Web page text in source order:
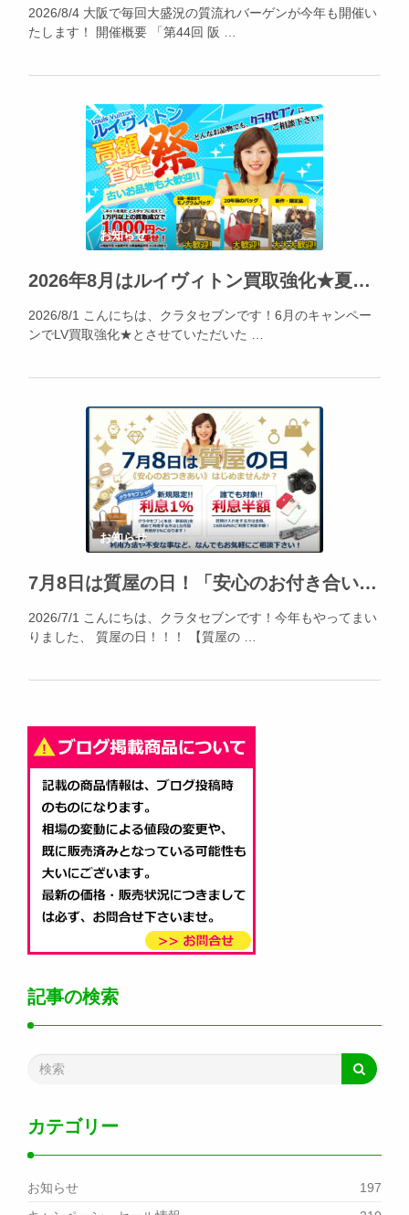
2026/8/4 大阪で毎回大盛況の質流れバーゲンが今年も開催い
たします！ 開催概要 「第44回 阪 …
お知らせ
2026年8月はルイヴィトン買取強化★夏休みの出費、不要品でカバー出来ます!!!
2026/8/1 こんにちは、クラタセブンです！6月のキャンペー
ンでLV買取強化★とさせていただいた …
お知らせ
7月8日は質屋の日！「安心のお付き合い」をはじめてみませんか？2026年7月は質預かり大歓迎！
2026/7/1 こんにちは、クラタセブンです！今年もやってまい
りました、 質屋の日！！！ 【質屋の …
記事の検索
カテゴリー
お知らせ
197